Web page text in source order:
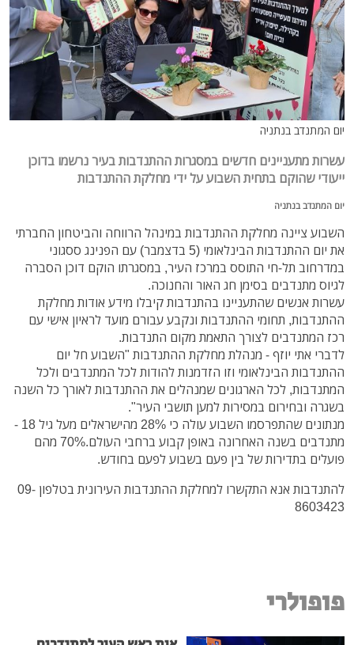
יום המתנדב בנתניה
עשרות מתעניינים חדשים במסגרות ההתנדבות בעיר נרשמו בדוכן
ייעודי שהוקם בתחית השבוע על ידי מחלקת ההתנדבות
יום המתנדב בנתניה
השבוע ציינה מחלקת ההתנדבות במינהל הרווחה והביטחון החברתי
את יום ההתנדבות הבינלאומי (5 בדצמבר) עם הפנינג ססגוני
במדרחוב תל-חי התוסס במרכז העיר, במסגרתו הוקם דוכן הסברה
לגיוס מתנדבים בסימן חג האור והחנוכה.
עשרות אנשים שהתעניינו בהתנדבות קיבלו מידע אודות מחלקת
ההתנדבות, תחומי ההתנדבות ונקבע עבורם מועד לראיון אישי עם
רכז המתנדבים לצורך התאמת מקום התנדבות.
לדברי אתי יוזף - מנהלת מחלקת ההתנדבות "השבוע חל יום
ההתנדבות הבינלאומי וזו הזדמנות להודות לכל המתנדבים ולכל
המתנדבות, לכל הארגונים שמנהלים את ההתנדבות לאורך כל השנה
בשגרה ובחירום במסירות למען תושבי העיר".
מנתונים שהתפרסמו השבוע עולה כי 28% מהישראלים מעל גיל 18 -
מתנדבים בשנה האחרונה באופן קבוע ברחבי העולם.70% מהם
פועלים בתדירות של בין פעם בשבוע לפעם בחודש.
להתנדבות אנא התקשרו למחלקת ההתנדבות העירונית בטלפון 09-
8603423
פופולרי